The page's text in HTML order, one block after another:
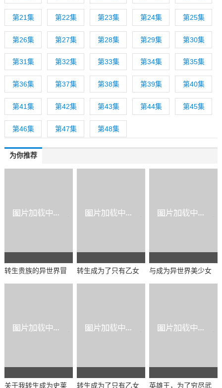
第21集 第22集 第23集 第24集 第25集
第26集 第27集 第28集 第29集 第30集
第31集 第32集 第33集 第34集 第35集
第36集 第37集 第38集 第39集 第40集
第41集 第42集 第43集 第44集 第45集
第46集 第47集 第48集
为你推荐
转生贵族的异世界冒
险录～不知自重的诸
转生成为了只有乙女
游戏破灭Flag的邪恶
与成为异世界美少女
的大叔一起冒险第一
关于我转生成为史莱 转生成为了只有乙女 英雄王，为了穷尽武